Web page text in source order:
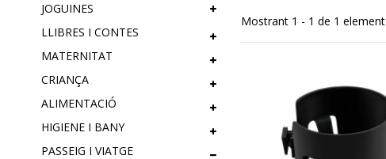
Mostrant 1 - 1 de 1 element
JOGUINES
LLIBRES I CONTES
MATERNITAT
CRIANÇA
ALIMENTACIÓ
HIGIENE I BANY
PASSEIG I VIATGE